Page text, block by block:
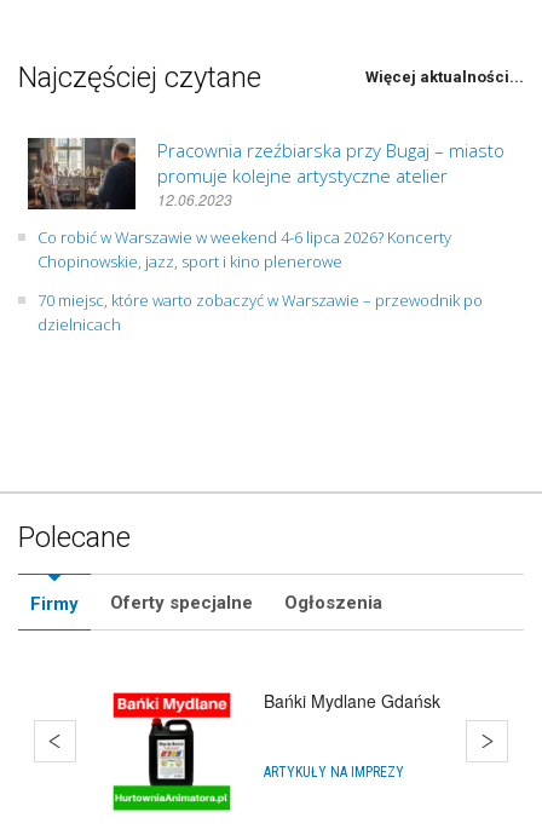
Najczęściej czytane Więcej aktualności...
Pracownia rzeźbiarska przy Bugaj – miasto
promuje kolejne artystyczne atelier
12.06.2023
Co robić w Warszawie w weekend 4-6 lipca 2026? Koncerty
Chopinowskie, jazz, sport i kino plenerowe
70 miejsc, które warto zobaczyć w Warszawie – przewodnik po
dzielnicach
Polecane
Firmy Oferty specjalne Ogłoszenia
Bańki Mydlane Gdańsk
ARTYKUŁY NA IMPREZY